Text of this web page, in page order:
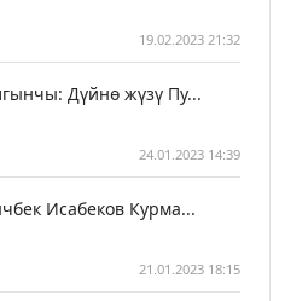
19.02.2023 21:32
Дүйнө жүзү Пу...
24.01.2023 14:39
Исабеков Курма...
21.01.2023 18:15